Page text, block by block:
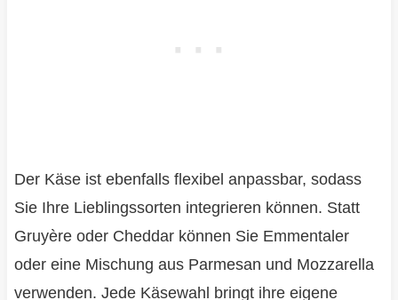
Der Käse ist ebenfalls flexibel anpassbar, sodass
Sie Ihre Lieblingssorten integrieren können. Statt
Gruyère oder Cheddar können Sie Emmentaler
oder eine Mischung aus Parmesan und Mozzarella
verwenden. Jede Käsewahl bringt ihre eigene